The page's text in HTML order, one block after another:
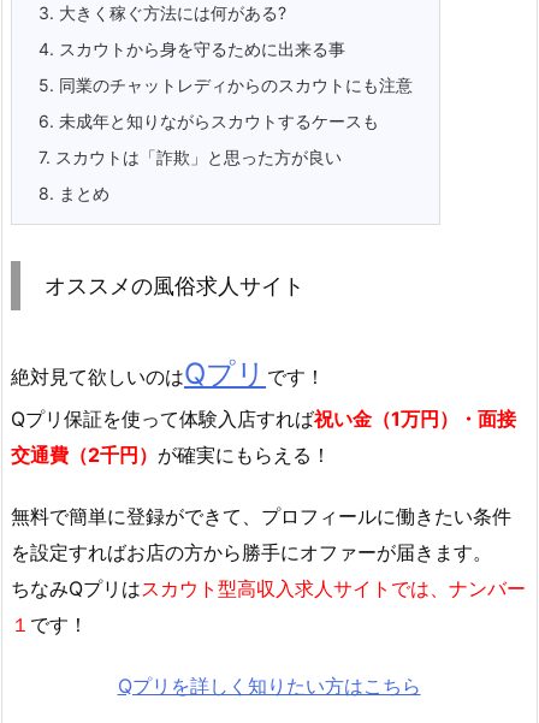
3. 大きく稼ぐ方法には何がある?
4. スカウトから身を守るために出来る事
5. 同業のチャットレディからのスカウトにも注意
6. 未成年と知りながらスカウトするケースも
7. スカウトは「詐欺」と思った方が良い
8. まとめ
オススメの風俗求人サイト
絶対見て欲しいのはQプリ です！
Qプリ保証を使って体験入店すれば祝い金（1万円）・面接
交通費（2千円） が確実にもらえる！
無料で簡単に登録ができて、プロフィールに働きたい条件
を設定すればお店の方から勝手にオファーが届きます。
ちなみQプリはスカウト型高収入求人サイトでは、ナンバー
１ です！
Qプリを詳しく知りたい方はこちら